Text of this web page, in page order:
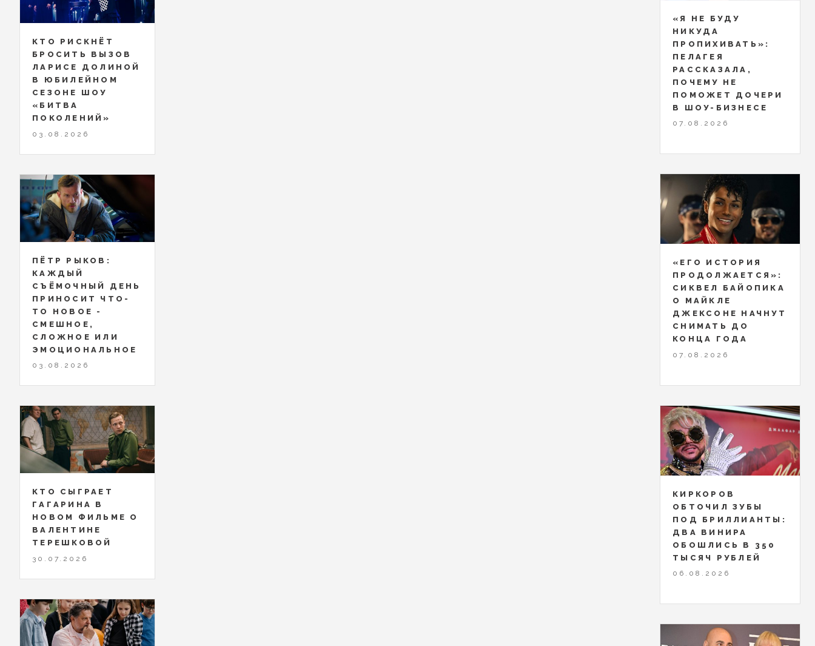
КТО РИСКНЁТ
БРОСИТЬ ВЫЗОВ
ЛАРИСЕ ДОЛИНОЙ
В ЮБИЛЕЙНОМ
СЕЗОНЕ ШОУ
«БИТВА
ПОКОЛЕНИЙ»
03.08.2026
ПЁТР РЫКОВ:
КАЖДЫЙ
СЪЁМОЧНЫЙ ДЕНЬ
ПРИНОСИТ ЧТО-
ТО НОВОЕ -
СМЕШНОЕ,
СЛОЖНОЕ ИЛИ
ЭМОЦИОНАЛЬНОЕ
03.08.2026
КТО СЫГРАЕТ
ГАГАРИНА В
НОВОМ ФИЛЬМЕ О
ВАЛЕНТИНЕ
ТЕРЕШКОВОЙ
30.07.2026
«Я НЕ БУДУ
НИКУДА
ПРОПИХИВАТЬ»:
ПЕЛАГЕЯ
РАССКАЗАЛА,
ПОЧЕМУ НЕ
ПОМОЖЕТ ДОЧЕРИ
В ШОУ-БИЗНЕСЕ
07.08.2026
«ЕГО ИСТОРИЯ
ПРОДОЛЖАЕТСЯ»:
СИКВЕЛ БАЙОПИКА
О МАЙКЛЕ
ДЖЕКСОНЕ НАЧНУТ
СНИМАТЬ ДО
КОНЦА ГОДА
07.08.2026
КИРКОРОВ
ОБТОЧИЛ ЗУБЫ
ПОД БРИЛЛИАНТЫ:
ДВА ВИНИРА
ОБОШЛИСЬ В 350
ТЫСЯЧ РУБЛЕЙ
06.08.2026